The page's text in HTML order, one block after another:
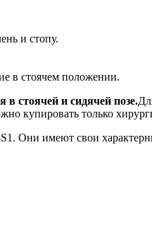
и стопу.
в стоячем положении.
стоячей и сидячей позе.
купировать только
Они имеют свои